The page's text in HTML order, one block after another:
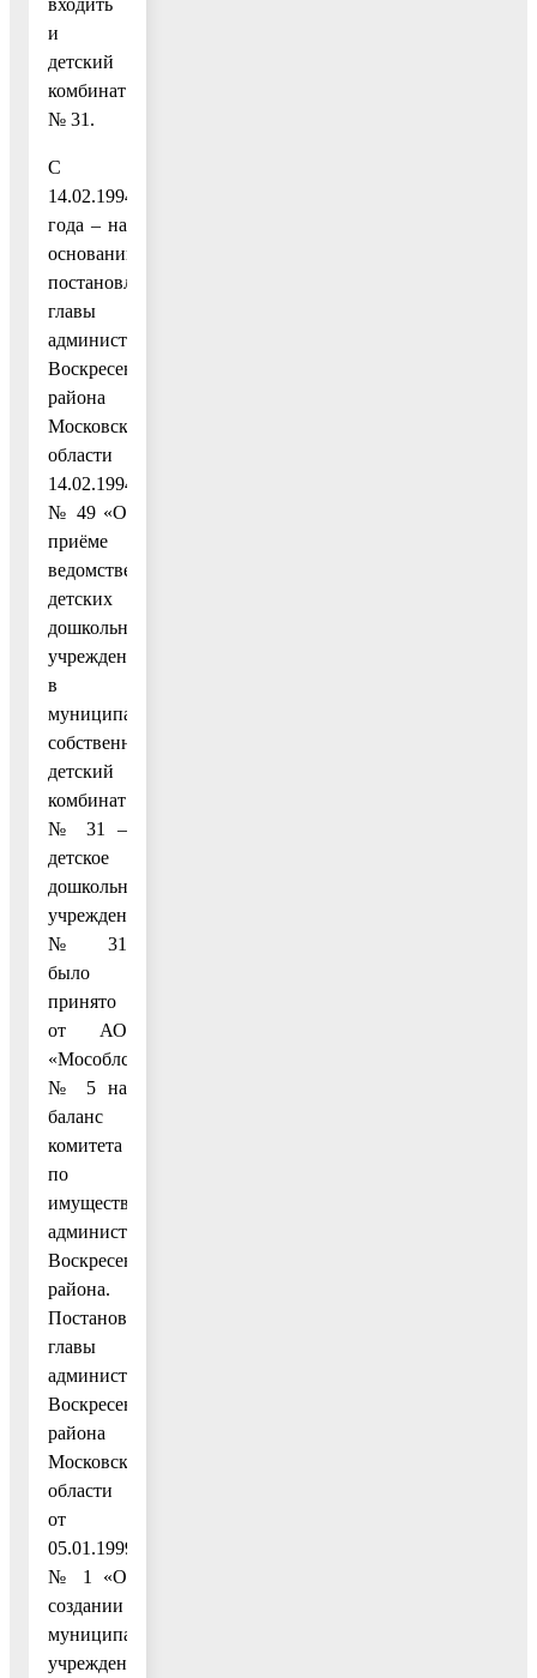
и
детский
комбинат
№ 31.
С
14.02.1994
года – на
основании
постановления
главы
администрации
Воскресенского
района
Московской
области
14.02.1994
№ 49 «О
приёме
ведомственных
детских
дошкольных
учреждений
в
муниципальную
собственность»
детский
комбинат
№ 31 –
детское
дошкольное
учреждение
№ 31
было
принято
от АО
«Мособлстрой»
№ 5 на
баланс
комитета
по
имуществу
администрации
Воскресенского
района.
Постановлением
главы
администрации
Воскресенского
района
Московской
области
от
05.01.1999
№ 1 «О
создании
муниципальных
учреждений